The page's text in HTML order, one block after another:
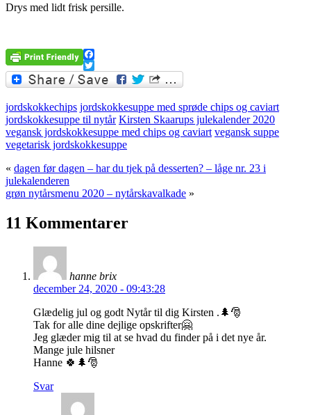
Drys med lidt frisk persille.
Facebook
Twitter
jordskokkechips jordskokkesuppe med sprøde chips og caviart
jordskokkesuppe til nytår Kirsten Skaarups julekalender 2020
vegansk jordskokkesuppe med chips og caviart vegansk suppe
vegetarisk jordskokkesuppe
« dagen før dagen – har du tjek på desserten? – låge nr. 23 i
julekalenderen
grøn nytårsmenu 2020 – nytårskavalkade »
11 Kommentarer
hanne brix
december 24, 2020 - 09:43:28
Glædelig jul og godt Nytår til dig Kirsten .🌲🎅
Tak for alle dine dejlige opskrifter🤗
Jeg glæder mig til at se hvad du finder på i det nye år.
Mange jule hilsner
Hanne 🍀🌲🎅
Svar